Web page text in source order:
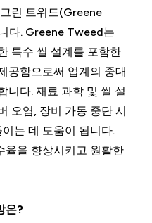
린 트위드(Greene
다. Greene Tweed는
특수 씰 설계를 포함한
공함으로써 업계의 중대
니다. 재료 과학 및 씰 설
오염, 장비 가동 중단 시
는 데 도움이 됩니다.
율을 향상시키고 원활한
은?